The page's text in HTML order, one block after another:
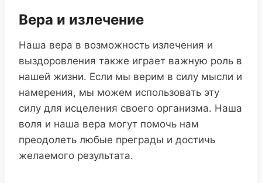
Вера и излечение
Наша вера в возможность излечения и
выздоровления также играет важную роль в
нашей жизни. Если мы верим в силу мысли и
намерения, мы можем использовать эту
силу для исцеления своего организма. Наша
воля и наша вера могут помочь нам
преодолеть любые преграды и достичь
желаемого результата.